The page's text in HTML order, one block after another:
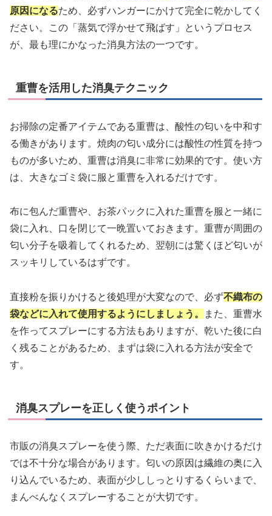
原因になるため、必ずハンガーにかけて完全に乾かしてく
ださい。この「蒸気で浮かせて飛ばす」というプロセス
が、最も理にかなった消臭方法の一つです。
重曹を活用した消臭テクニック
お掃除の定番アイテムである重曹は、酸性の匂いを中和す
る働きがあります。焼肉の匂い成分には酸性の性質を持つ
ものが多いため、重曹は消臭に非常に効果的です。使い方
は、大きなゴミ袋に服と重曹を入れるだけです。
布に包んだ重曹や、お茶パックに入れた重曹を服と一緒に
袋に入れ、口を閉じて一晩置いておきます。重曹が周囲の
匂い分子を吸着してくれるため、翌朝には驚くほど匂いが
スッキリしているはずです。
直接粉を振りかけると後処理が大変なので、必ず不織布の
袋などに入れて使用するようにしましょう。
また、重曹水
を作ってスプレーにする方法もありますが、乾いた後に白
く残ることがあるため、まずは袋に入れる方法が安全で
す。
消臭スプレーを正しく使うポイント
市販の消臭スプレーを使う際、ただ表面に吹きかけるだけ
では不十分な場合があります。匂いの原因は繊維の奥に入
り込んでいるため、表面が少ししっとりするくらいまで、
まんべんなくスプレーすることが大切です。